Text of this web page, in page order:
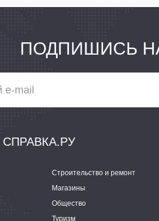
ПОДПИШИСЬ
Строительство и ремонт
Магазины
Общество
Туризм